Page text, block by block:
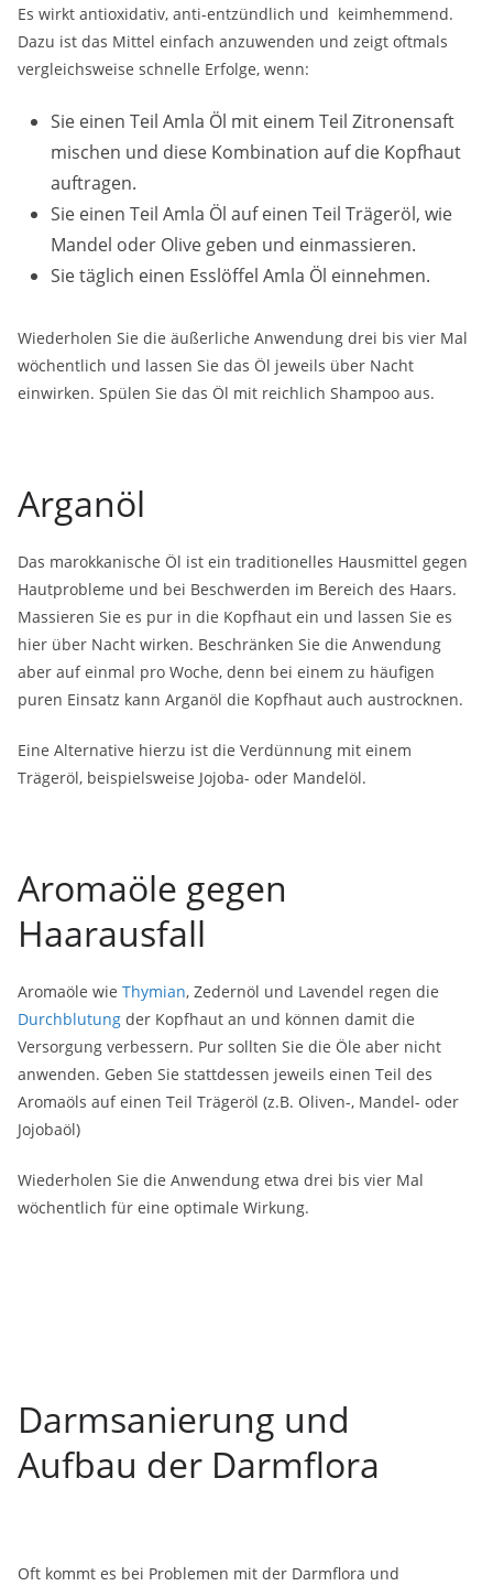
Es wirkt antioxidativ, anti-entzündlich und keimhemmend.
Dazu ist das Mittel einfach anzuwenden und zeigt oftmals
vergleichsweise schnelle Erfolge, wenn:
Sie einen Teil Amla Öl mit einem Teil Zitronensaft
mischen und diese Kombination auf die Kopfhaut
auftragen.
Sie einen Teil Amla Öl auf einen Teil Trägeröl, wie
Mandel oder Olive geben und einmassieren.
Sie täglich einen Esslöffel Amla Öl einnehmen.
Wiederholen Sie die äußerliche Anwendung drei bis vier Mal
wöchentlich und lassen Sie das Öl jeweils über Nacht
einwirken. Spülen Sie das Öl mit reichlich Shampoo aus.
Arganöl
Das marokkanische Öl ist ein traditionelles Hausmittel gegen
Hautprobleme und bei Beschwerden im Bereich des Haars.
Massieren Sie es pur in die Kopfhaut ein und lassen Sie es
hier über Nacht wirken. Beschränken Sie die Anwendung
aber auf einmal pro Woche, denn bei einem zu häufigen
puren Einsatz kann Arganöl die Kopfhaut auch austrocknen.
Eine Alternative hierzu ist die Verdünnung mit einem
Trägeröl, beispielsweise Jojoba- oder Mandelöl.
Aromaöle gegen
Haarausfall
Aromaöle wie Thymian, Zedernöl und Lavendel regen die
Durchblutung der Kopfhaut an und können damit die
Versorgung verbessern. Pur sollten Sie die Öle aber nicht
anwenden. Geben Sie stattdessen jeweils einen Teil des
Aromaöls auf einen Teil Trägeröl (z.B. Oliven-, Mandel- oder
Jojobaöl)
Wiederholen Sie die Anwendung etwa drei bis vier Mal
wöchentlich für eine optimale Wirkung.
Darmsanierung und
Aufbau der Darmflora
Oft kommt es bei Problemen mit der Darmflora und